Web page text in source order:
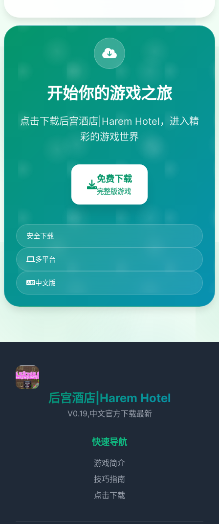
开始你的游戏之旅
点击下载后宫酒店|Harem Hotel，进入精
彩的游戏世界
免费下载
完整版游戏
安全下载
多平台
中文版
后宫酒店|Harem Hotel
V0.19,中文官方下载最新
快速导航
游戏简介
技巧指南
点击下载